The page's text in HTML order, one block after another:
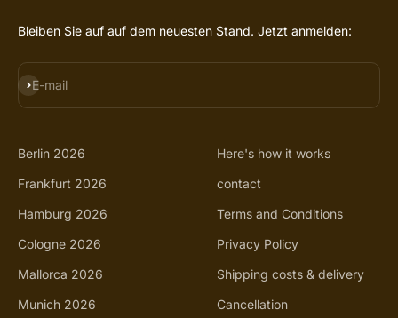
Bleiben Sie auf auf dem neuesten Stand. Jetzt anmelden:
E-mail
SUBSCRIBE
Berlin 2026
Frankfurt 2026
Hamburg 2026
Cologne 2026
Mallorca 2026
Munich 2026
Here's how it works
contact
Terms and Conditions
Privacy Policy
Shipping costs & delivery
Cancellation